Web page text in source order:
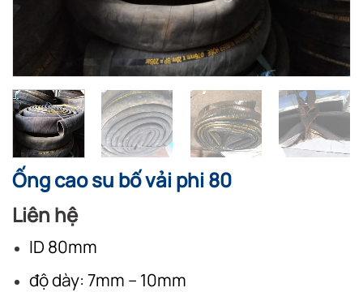
Ống cao su bố vải phi 80
Liên hệ
ID 80mm
độ dày: 7mm – 10mm